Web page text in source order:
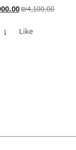
₪4,100.00
Like
1